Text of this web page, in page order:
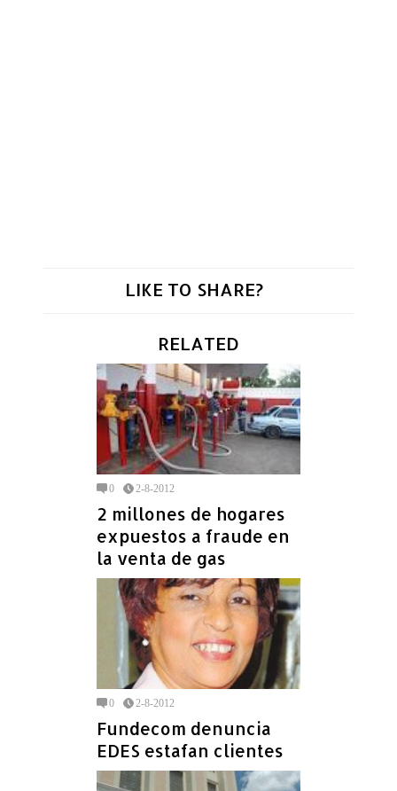
LIKE TO SHARE?
RELATED
0 2-8-2012
2 millones de hogares
expuestos a fraude en
la venta de gas
0 2-8-2012
Fundecom denuncia
EDES estafan clientes